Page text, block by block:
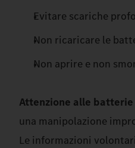
Evitare scariche
Non ricaricare le
Non aprire e non
Attenzione alle
una manipolazione
Le informazioni